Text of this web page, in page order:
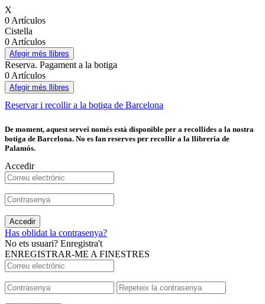
X
0 Artículos
Cistella
0 Artículos
Afegir més llibres
Reserva. Pagament a la botiga
0 Artículos
Afegir més llibres
Reservar i recollir a la botiga de Barcelona
De moment, aquest servei només està disponible per a recollides a la nostra
botiga de Barcelona. No es fan reserves per recollir a la llibreria de
Palamós.
Accedir
Accedir
Has oblidat la contrasenya?
No ets usuari? Enregistra't
ENREGISTRAR-ME A FINESTRES